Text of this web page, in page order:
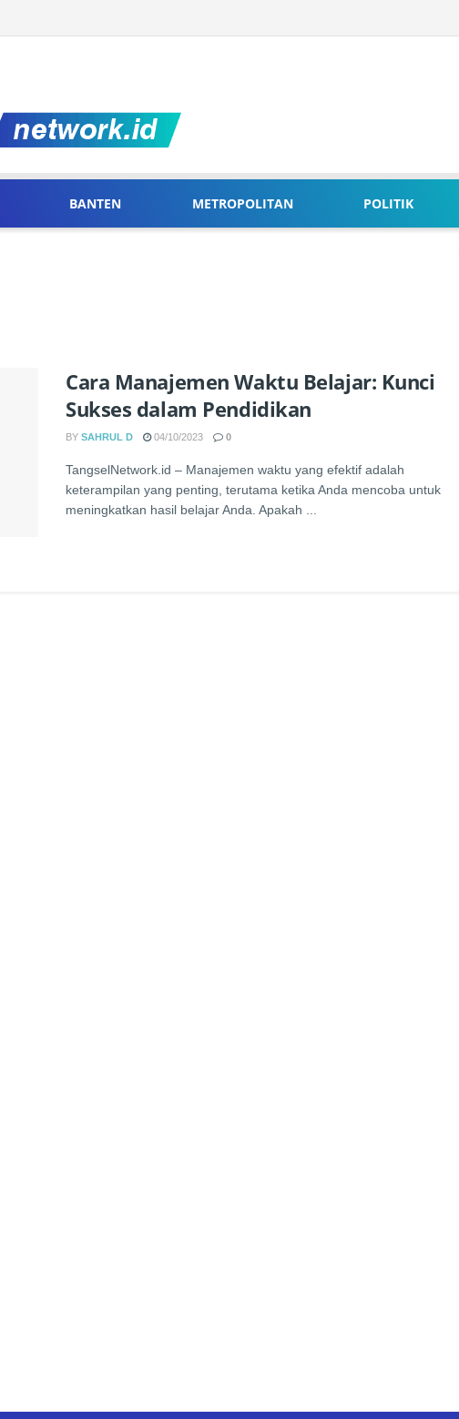
BANTEN METROPOLITAN POLITIK
Cara Manajemen Waktu Belajar: Kunci
Sukses dalam Pendidikan
BY SAHRUL D 04/10/2023 0
TangselNetwork.id – Manajemen waktu yang efektif adalah
keterampilan yang penting, terutama ketika Anda mencoba untuk
meningkatkan hasil belajar Anda. Apakah ...